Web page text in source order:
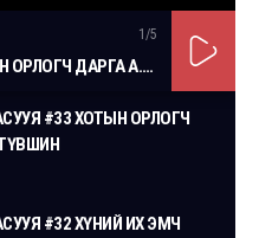
1 /5
ТОМЧУУДААС АСУУЯ #33 ХОТЫН ОРЛОГЧ ДАРГА А.АМАРТҮВШИН
#33 ХОТЫН ОРЛОГЧ
#32 ХҮНИЙ ИХ ЭМЧ